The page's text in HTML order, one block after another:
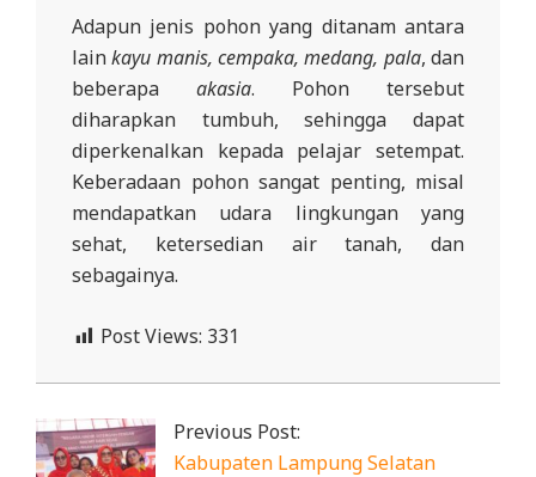
Adapun jenis pohon yang ditanam antara
lainkayu manis, cempaka, medang, pala, dan
beberapa akasia. Pohon tersebut
diharapkan tumbuh, sehingga dapat
diperkenalkan kepada pelajar setempat.
Keberadaan pohon sangat penting, misal
mendapatkan udara lingkungan yang
sehat, ketersedian air tanah, dan
sebagainya.
Post Views: 331
2019-
22
Previous Post:
Kabupaten Lampung Selatan